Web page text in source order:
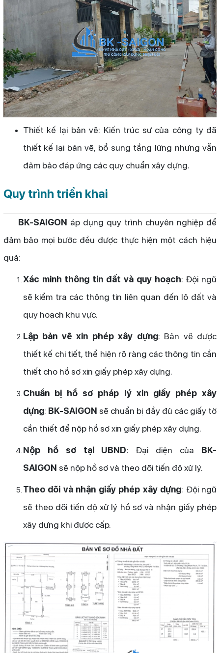
Thiết kế lại bản vẽ: Kiến trúc sư của công ty đã
thiết kế lại bản vẽ, bổ sung tầng lửng nhưng vẫn
đảm bảo đáp ứng các quy chuẩn xây dựng.
Quy trình triển khai
BK-SAIGON áp dụng quy trình chuyên nghiệp để
đảm bảo mọi bước đều được thực hiện một cách hiệu
quả:
Xác minh thông tin đất và quy hoạch: Đội ngũ
sẽ kiểm tra các thông tin liên quan đến lô đất và
quy hoạch khu vực.
Lập bản vẽ xin phép xây dựng: Bản vẽ được
thiết kế chi tiết, thể hiện rõ ràng các thông tin cần
thiết cho hồ sơ xin giấy phép xây dựng.
Chuẩn bị hồ sơ pháp lý xin giấy phép xây
dựng: BK-SAIGON sẽ chuẩn bị đầy đủ các giấy tờ
cần thiết để nộp hồ sơ xin giấy phép xây dựng.
Nộp hồ sơ tại UBND: Đại diện của BK-
SAIGON sẽ nộp hồ sơ và theo dõi tiến độ xử lý.
Theo dõi và nhận giấy phép xây dựng: Đội ngũ
sẽ theo dõi tiến độ xử lý hồ sơ và nhận giấy phép
xây dựng khi được cấp.